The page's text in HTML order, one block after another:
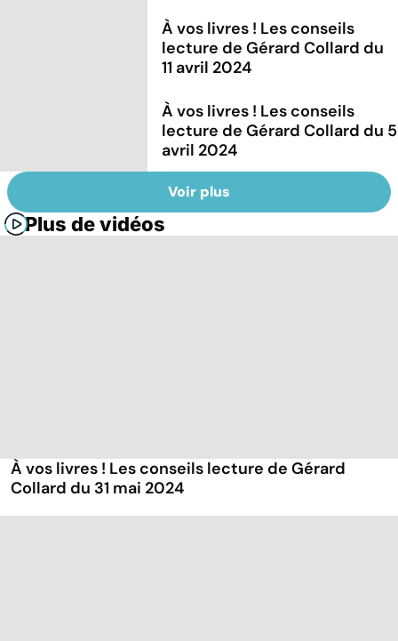
À vos livres ! Les conseils
lecture de Gérard Collard du
11 avril 2024
À vos livres ! Les conseils
lecture de Gérard Collard du 5
avril 2024
Voir plus
Plus de vidéos
À vos livres ! Les conseils lecture de Gérard
Collard du 31 mai 2024